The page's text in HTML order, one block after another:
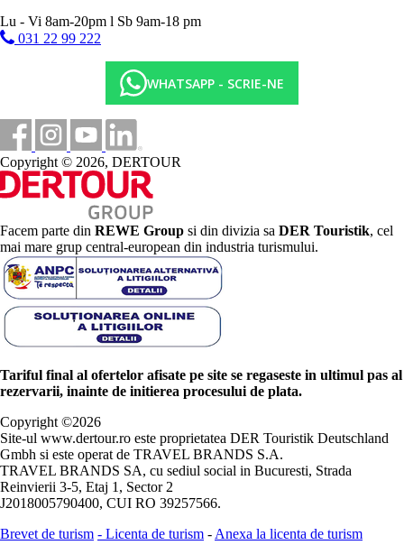
Lu - Vi 8am-20pm l Sb 9am-18 pm
031 22 99 222
WHATSAPP - SCRIE-NE
Copyright © 2026, DERTOUR
Facem parte din REWE Group si din divizia sa DER Touristik, cel
mai mare grup central-european din industria turismului.
Tariful final al ofertelor afisate pe site se regaseste in ultimul pas al
rezervarii, inainte de initierea procesului de plata.
Copyright ©2026
Site-ul www.dertour.ro este proprietatea DER Touristik Deutschland
Gmbh si este operat de TRAVEL BRANDS S.A.
TRAVEL BRANDS SA, cu sediul social in Bucuresti, Strada
Reinvierii 3-5, Etaj 1, Sector 2
J2018005790400, CUI RO 39257566.
Brevet de turism - Licenta de turism - Anexa la licenta de turism